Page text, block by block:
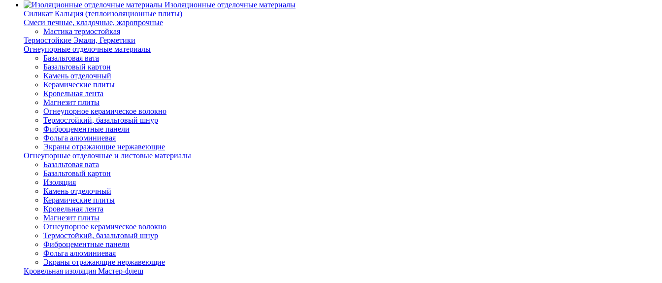
Изоляционные отделочные материалы
Силикат Кальция (теплоизоляционные плиты)
Смеси печные, кладочные, жаропрочные
Мастика термостойкая
Термостойкие Эмали, Герметики
Огнеупорные отделочные материалы
Базальтовая вата
Базальтовый картон
Камень отделочный
Керамические плиты
Кровельная лента
Магнезит плиты
Огнеупорное керамическое волокно
Термостойкий, базальтовый шнур
Фиброцементные панели
Фольга алюминиевая
Экраны отражающие нержавеющие
Огнеупорные отделочные и листовые материалы
Базальтовая вата
Базальтовый картон
Изоляция
Камень отделочный
Керамические плиты
Кровельная лента
Магнезит плиты
Огнеупорное керамическое волокно
Термостойкий, базальтовый шнур
Фиброцементные панели
Фольга алюминиевая
Экраны отражающие нержавеющие
Кровельная изоляция Мастер-флеш